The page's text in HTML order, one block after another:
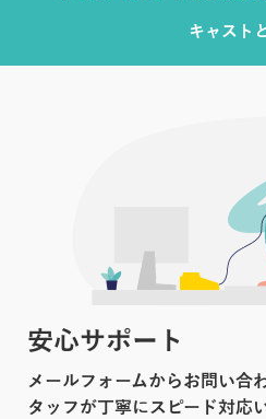
キャスト
安心サポート
メールフォームからお問い合
タッフが丁寧にスピード対応